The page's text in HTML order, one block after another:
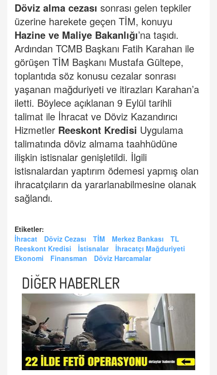
Döviz alma cezası sonrası gelen tepkiler
üzerine harekete geçen TİM, konuyu
Hazine ve Maliye Bakanlığı’na taşıdı.
Ardından TCMB Başkanı Fatih Karahan ile
görüşen TİM Başkanı Mustafa Gültepe,
toplantıda söz konusu cezalar sonrası
yaşanan mağduriyeti ve itirazları Karahan’a
iletti. Böylece açıklanan 9 Eylül tarihli
talimat ile İhracat ve Döviz Kazandırıcı
Hizmetler Reeskont Kredisi Uygulama
talimatında döviz almama taahhüdüne
ilişkin istisnalar genişletildi. İlgili
istisnalardan yaptırım ödemesi yapmış olan
ihracatçıların da yararlanabilmesine olanak
sağlandı.
Etiketler:
İhracat
Döviz Cezası TİM Merkez Bankası
TL
Reeskont Kredisi
İstisnalar
İhracatçı Mağduriyeti
Ekonomi
Finansman Döviz Harcamalar
DİĞER HABERLER